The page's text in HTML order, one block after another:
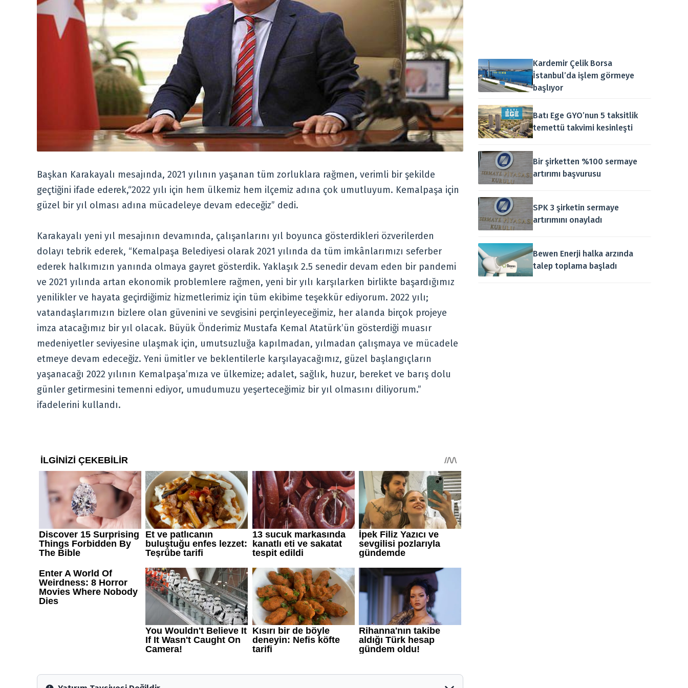
Başkan Karakayalı mesajında, 2021 yılının yaşanan tüm zorluklara rağmen, verimli bir şekilde
geçtiğini ifade ederek,“2022 yılı için hem ülkemiz hem ilçemiz adına çok umutluyum. Kemalpaşa için
güzel bir yıl olması adına mücadeleye devam edeceğiz” dedi.
Karakayalı yeni yıl mesajının devamında, çalışanlarını yıl boyunca gösterdikleri özverilerden
dolayı tebrik ederek, “Kemalpaşa Belediyesi olarak 2021 yılında da tüm imkânlarımızı seferber
ederek halkımızın yanında olmaya gayret gösterdik. Yaklaşık 2.5 senedir devam eden bir pandemi
ve 2021 yılında artan ekonomik problemlere rağmen, yeni bir yılı karşılarken birlikte başardığımız
yenilikler ve hayata geçirdiğimiz hizmetlerimiz için tüm ekibime teşekkür ediyorum. 2022 yılı;
vatandaşlarımızın bizlere olan güvenini ve sevgisini perçinleyeceğimiz, her alanda birçok projeye
imza atacağımız bir yıl olacak. Büyük Önderimiz Mustafa Kemal Atatürk’ün gösterdiği muasır
medeniyetler seviyesine ulaşmak için, umutsuzluğa kapılmadan, yılmadan çalışmaya ve mücadele
etmeye devam edeceğiz. Yeni ümitler ve beklentilerle karşılayacağımız, güzel başlangıçların
yaşanacağı 2022 yılının Kemalpaşa’mıza ve ülkemize; adalet, sağlık, huzur, bereket ve barış dolu
günler getirmesini temenni ediyor, umudumuzu yeşerteceğimiz bir yıl olmasını diliyorum.”
ifadelerini kullandı.
Kardemir Çelik Borsa
İstanbul’da işlem görmeye
başlıyor
Batı Ege GYO’nun 5 taksitlik
temettü takvimi kesinleşti
Bir şirketten %100 sermaye
artırımı başvurusu
SPK 3 şirketin sermaye
artırımını onayladı
Bewen Enerji halka arzında
talep toplama başladı